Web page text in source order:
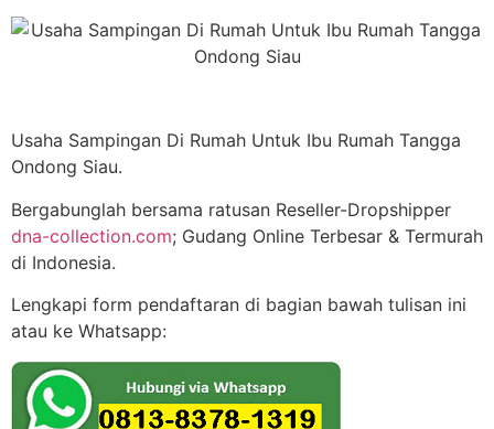
Usaha Sampingan Di Rumah Untuk Ibu Rumah Tangga
Ondong Siau.
Bergabunglah bersama ratusan Reseller-Dropshipper
dna-collection.com; Gudang Online Terbesar & Termurah
di Indonesia.
Lengkapi form pendaftaran di bagian bawah tulisan ini
atau ke Whatsapp: